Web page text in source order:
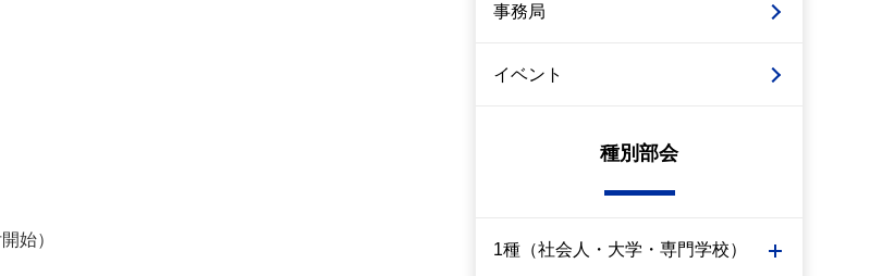
始）
事務局
イベント
種別部会
1種（社会人・大学・専門学校）